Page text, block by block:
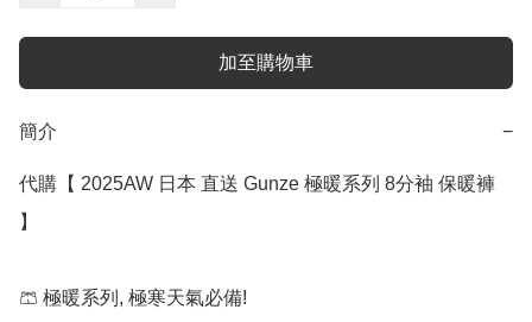
加至購物車
簡介 −
代購【 2025AW 日本 直送 Gunze 極暖系列 8分袖 保暖褲
】﻿
🩳 極暖系列, 極寒天氣必備!